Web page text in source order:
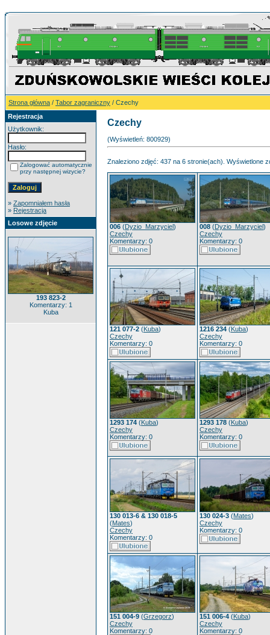
Strona główna / Tabor zagraniczny / Czechy
Rejestracja
Użytkownik:
Hasło:
Zalogować automatycznie
przy następnej wizycie?
» Zapomniałem hasła
» Rejestracja
Losowe zdjęcie
193 823-2
Komentarzy: 1
Kuba
Czechy
(Wyświetleń: 800929)
Znaleziono zdjęć: 437 na 6 stronie(ach). Wyświetlone
006 (Dyzio_Marzyciel)
Czechy
Komentarzy: 0
008 (Dyzio_Marzyciel)
Czechy
Komentarzy: 0
121 077-2 (Kuba)
Czechy
Komentarzy: 0
1216 234 (Kuba)
Czechy
Komentarzy: 0
1293 174 (Kuba)
Czechy
Komentarzy: 0
1293 178 (Kuba)
Czechy
Komentarzy: 0
130 013-6 & 130 018-5
(Mates)
Czechy
Komentarzy: 0
130 024-3 (Mates)
Czechy
Komentarzy: 0
151 004-9 (Grzegorz)
Czechy
Komentarzy: 0
151 006-4 (Kuba)
Czechy
Komentarzy: 0